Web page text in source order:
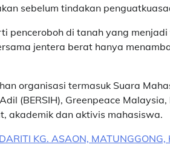
sebelum tindakan
penceroboh di tanah yang
jentera berat hanya
organisasi termasuk Suara
(BERSIH), Greenpeace
akademik dan aktivis mahasiswa.
KG. ASAON, MATUNGGONG,